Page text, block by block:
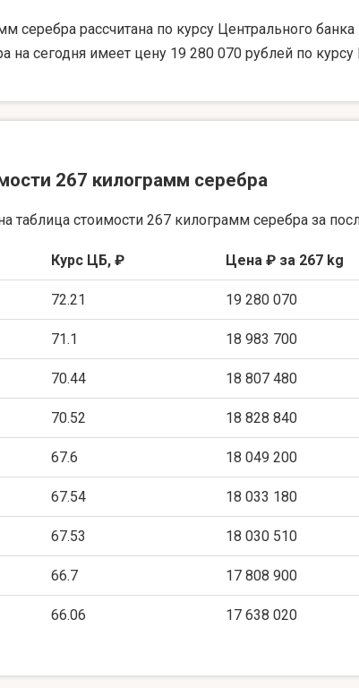
серебра рассчитана по курсу Центрального
на сегодня имеет цену 19 280 070 рублей по
267 килограмм серебра
таблица стоимости 267 килограмм серебра за
Курс ЦБ, ₽ Цена ₽ за 267 kg
72.21 19 280 070
71.1 18 983 700
70.44 18 807 480
70.52 18 828 840
67.6 18 049 200
67.54 18 033 180
67.53 18 030 510
66.7 17 808 900
66.06 17 638 020